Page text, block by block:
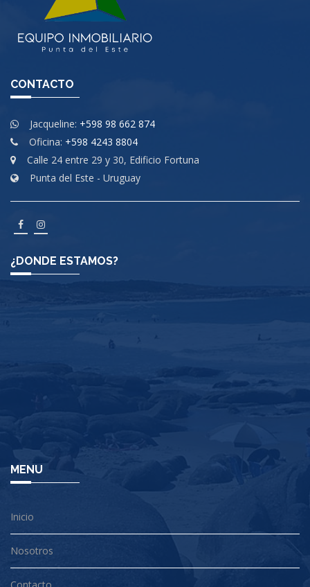
CONTACTO
Jacqueline: +598 98 662 874
Oficina: +598 4243 8804
Calle 24 entre 29 y 30, Edificio Fortuna
Punta del Este - Uruguay
¿DONDE ESTAMOS?
MENU
Inicio
Nosotros